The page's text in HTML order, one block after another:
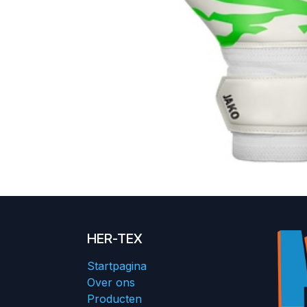
HER-TEX
Startpagina
Over ons
Producten